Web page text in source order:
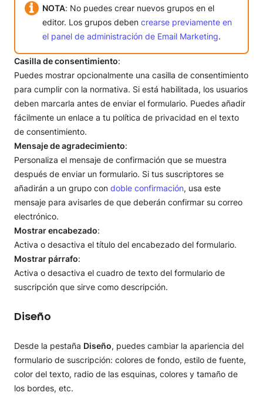
NOTA: No puedes crear nuevos grupos en el
editor. Los grupos deben crearse previamente en
el panel de administración de Email Marketing.
Casilla de consentimiento:
Puedes mostrar opcionalmente una casilla de consentimiento
para cumplir con la normativa. Si está habilitada, los usuarios
deben marcarla antes de enviar el formulario. Puedes añadir
fácilmente un enlace a tu política de privacidad en el texto
de consentimiento.
Mensaje de agradecimiento:
Personaliza el mensaje de confirmación que se muestra
después de enviar un formulario. Si tus suscriptores se
añadirán a un grupo con doble confirmación, usa este
mensaje para avisarles de que deberán confirmar su correo
electrónico.
Mostrar encabezado:
Activa o desactiva el título del encabezado del formulario.
Mostrar párrafo:
Activa o desactiva el cuadro de texto del formulario de
suscripción que sirve como descripción.
Diseño
Desde la pestaña Diseño, puedes cambiar la apariencia del
formulario de suscripción: colores de fondo, estilo de fuente,
color del texto, radio de las esquinas, colores y tamaño de
los bordes, etc.